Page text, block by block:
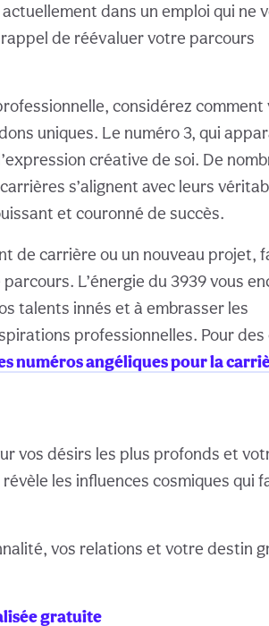
dans un emploi qui ne
de réévaluer votre parcours
considérez comment
uniques. Le numéro 3, qui
créative de soi. De
s’alignent avec leurs
et couronné de succès.
de carrière ou un nouveau projet,
L’énergie du 3939 vous
talents innés et à embrasser les
professionnelles. Pour des
numéros angéliques pour la
vos désirs les plus profonds et
les influences cosmiques qui
vos relations et votre destin
gratuite